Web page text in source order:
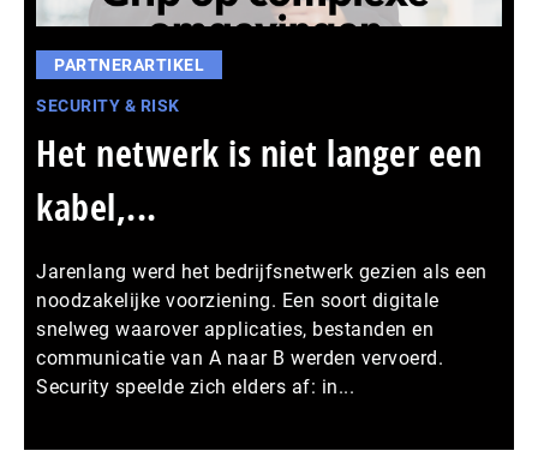
PARTNERARTIKEL
SECURITY & RISK
Het netwerk is niet langer een
kabel,...
Jarenlang werd het bedrijfsnetwerk gezien als een
noodzakelijke voorziening. Een soort digitale
snelweg waarover applicaties, bestanden en
communicatie van A naar B werden vervoerd.
Security speelde zich elders af: in...